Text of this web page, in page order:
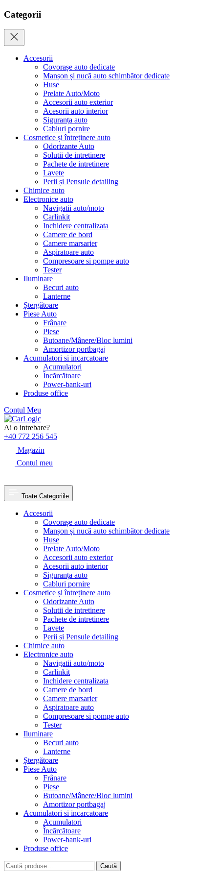
Categorii
Accesorii
Covorașe auto dedicate
Manșon și nucă auto schimbător dedicate
Huse
Prelate Auto/Moto
Accesorii auto exterior
Acesorii auto interior
Siguranța auto
Cabluri pornire
Cosmetice și întreținere auto
Odorizante Auto
Solutii de intretinere
Pachete de intretinere
Lavete
Perii și Pensule detailing
Chimice auto
Electronice auto
Navigatii auto/moto
Carlinkit
Inchidere centralizata
Camere de bord
Camere marsarier
Aspiratoare auto
Compresoare si pompe auto
Tester
Iluminare
Becuri auto
Lanterne
Ștergătoare
Piese Auto
Frânare
Piese
Butoane/Mânere/Bloc lumini
Amortizor portbagaj
Acumulatori si incarcatoare
Acumulatori
Încărcătoare
Power-bank-uri
Produse office
Contul Meu
Skip
to
content
Ai o intrebare?
+40 772 256 545
Magazin
Contul meu
Toate Categoriile
Accesorii
Covorașe auto dedicate
Manșon și nucă auto schimbător dedicate
Huse
Prelate Auto/Moto
Accesorii auto exterior
Acesorii auto interior
Siguranța auto
Cabluri pornire
Cosmetice și întreținere auto
Odorizante Auto
Solutii de intretinere
Pachete de intretinere
Lavete
Perii și Pensule detailing
Chimice auto
Electronice auto
Navigatii auto/moto
Carlinkit
Inchidere centralizata
Camere de bord
Camere marsarier
Aspiratoare auto
Compresoare si pompe auto
Tester
Iluminare
Becuri auto
Lanterne
Ștergătoare
Piese Auto
Frânare
Piese
Butoane/Mânere/Bloc lumini
Amortizor portbagaj
Acumulatori si incarcatoare
Acumulatori
Încărcătoare
Power-bank-uri
Produse office
Caută
după:
Caută